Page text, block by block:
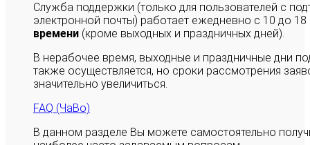
Служба поддержки (только для пользователей с
электронной почты) работает ежедневно с 10 до
времени (кроме выходных и праздничных дней).
В нерабочее время, выходные и праздничные дни
также осуществляется, но сроки рассмотрения
значительно увеличиться.
FAQ (ЧаВо)
В данном разделе Вы можете самостоятельно